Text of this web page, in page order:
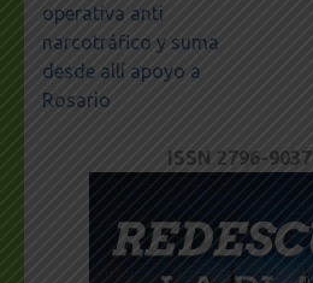
operativa anti
narcotráfico y suma
desde allí apoyo a
Rosario
ISSN 2796-9037